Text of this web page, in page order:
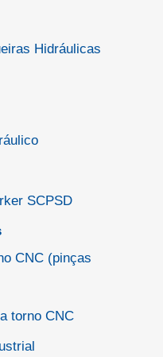
Hidráulicas
SCPSD
CNC (pinças
torno CNC